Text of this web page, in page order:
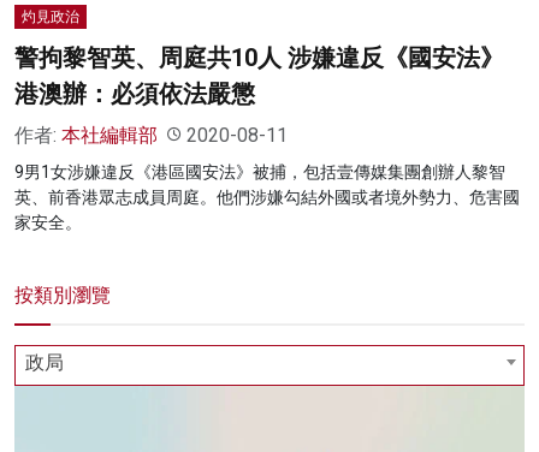
灼見政治
警拘黎智英、周庭共10人 涉嫌違反《國安法》
港澳辦：必須依法嚴懲
作者: 本社編輯部 2020-08-11
9男1女涉嫌違反《港區國安法》被捕，包括壹傳媒集團創辦人黎智
英、前香港眾志成員周庭。他們涉嫌勾結外國或者境外勢力、危害國
家安全。
按類別瀏覽
政局